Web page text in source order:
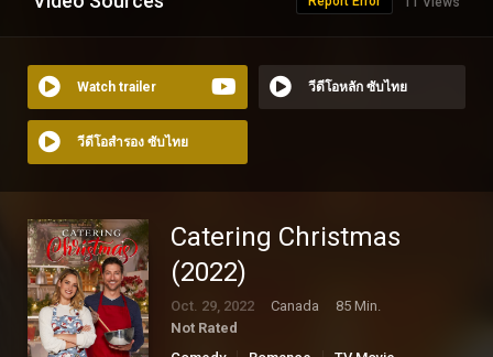
Watch trailer วีดีโอหลัก ซับไทย
วีดีโอสำรอง ซับไทย
Catering Christmas
(2022)
Oct. 29, 2022 Canada
85 Min.
Not Rated